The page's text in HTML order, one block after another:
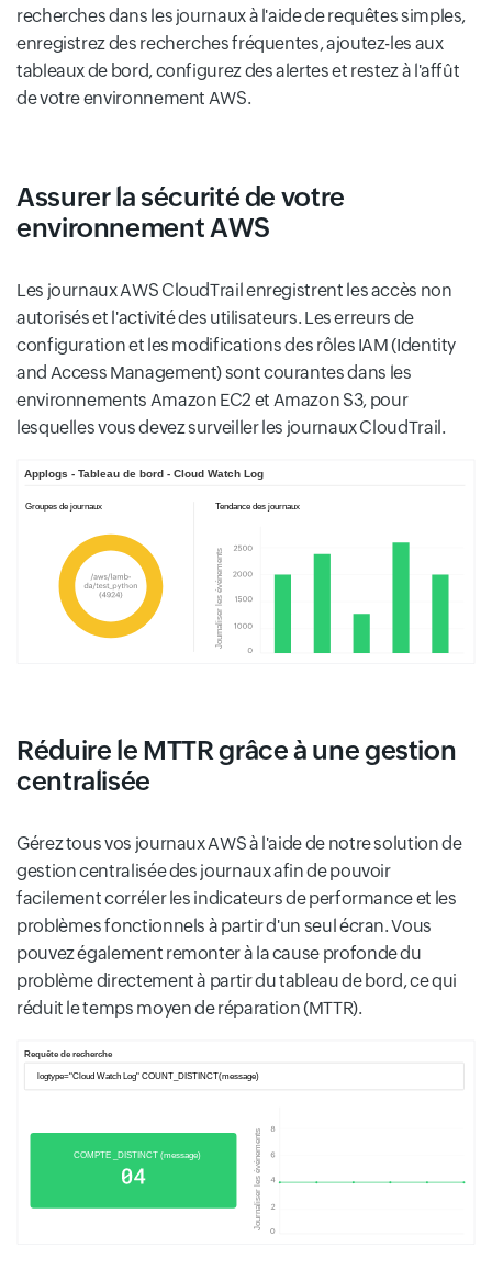
recherches dans les journaux à l'aide de requêtes simples,
enregistrez des recherches fréquentes, ajoutez-les aux
tableaux de bord, configurez des alertes et restez à l'affût
de votre environnement AWS.
Assurer la sécurité de votre
environnement AWS
Les journaux AWS CloudTrail enregistrent les accès non
autorisés et l'activité des utilisateurs. Les erreurs de
configuration et les modifications des rôles IAM (Identity
and Access Management) sont courantes dans les
environnements Amazon EC2 et Amazon S3, pour
lesquelles vous devez surveiller les journaux CloudTrail.
Réduire le MTTR grâce à une gestion
centralisée
Gérez tous vos journaux AWS à l'aide de notre solution de
gestion centralisée des journaux afin de pouvoir
facilement corréler les indicateurs de performance et les
problèmes fonctionnels à partir d'un seul écran. Vous
pouvez également remonter à la cause profonde du
problème directement à partir du tableau de bord, ce qui
réduit le temps moyen de réparation (MTTR).